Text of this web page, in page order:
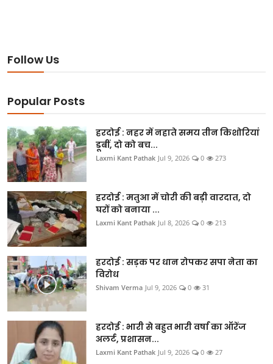
Follow Us
Popular Posts
हरदोई : नहर में नहाते समय तीन किशोरियां
डूबीं, दो को बच...
Laxmi Kant Pathak Jul 9, 2026 0 273
हरदोई : मतुआ में चोरी की बड़ी वारदात, दो
घरों को बनाया ...
Laxmi Kant Pathak Jul 8, 2026 0 213
हरदोई : सड़क पर धान रोपकर सपा नेता का
विरोध
Shivam Verma Jul 9, 2026 0 31
हरदोई : भारी से बहुत भारी वर्षा का ऑरेंज
अलर्ट, प्रशासन...
Laxmi Kant Pathak Jul 9, 2026 0 27